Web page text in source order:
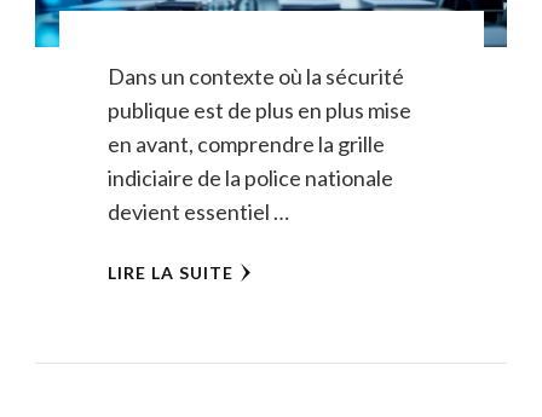
Dans un contexte où la sécurité
publique est de plus en plus mise
en avant, comprendre la grille
indiciaire de la police nationale
devient essentiel …
LIRE LA SUITE